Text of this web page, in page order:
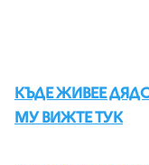
КЪДЕ ЖИВЕЕ
МУ ВИЖТЕ ТУК